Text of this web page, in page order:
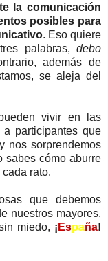
la comunicación
posibles para
. Eso quiere
palabras, debo
además de
se aleja del
vivir en las
a participantes que
nos sorprendemos
sabes cómo aburre
cada rato.
que debemos
nuestros mayores.
miedo, ¡ España!